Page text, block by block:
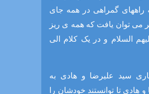
راههای گمراهی در همه جای
می توان یافت که همه ی ریز
السلام و در یک کلام الی
سید علیرضا و هادی به
تا توانستند خودشان را